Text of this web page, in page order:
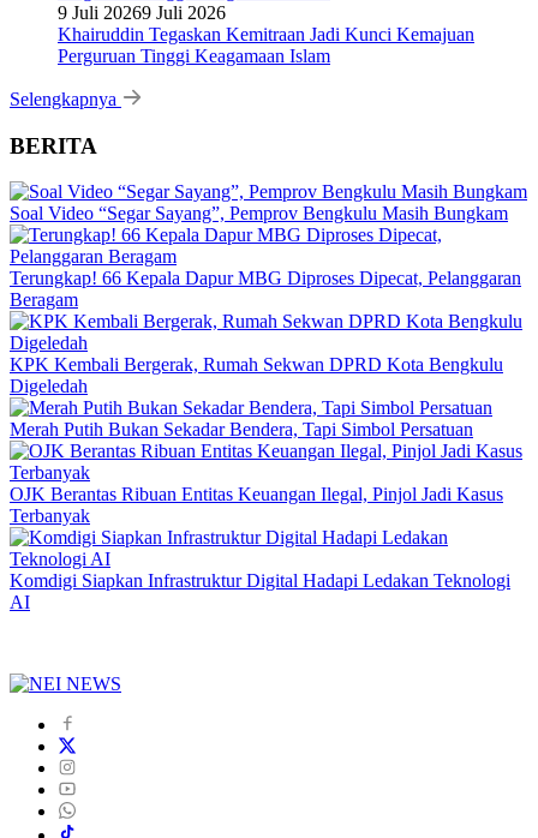
9 Juli 20269 Juli 2026
Khairuddin Tegaskan Kemitraan Jadi Kunci Kemajuan
Perguruan Tinggi Keagamaan Islam
Selengkapnya
BERITA
Soal Video “Segar Sayang”, Pemprov Bengkulu Masih Bungkam
Terungkap! 66 Kepala Dapur MBG Diproses Dipecat, Pelanggaran
Beragam
KPK Kembali Bergerak, Rumah Sekwan DPRD Kota Bengkulu
Digeledah
Merah Putih Bukan Sekadar Bendera, Tapi Simbol Persatuan
OJK Berantas Ribuan Entitas Keuangan Ilegal, Pinjol Jadi Kasus
Terbanyak
Komdigi Siapkan Infrastruktur Digital Hadapi Ledakan Teknologi
AI